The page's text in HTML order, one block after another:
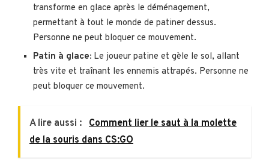
transforme en glace après le déménagement,
permettant à tout le monde de patiner dessus.
Personne ne peut bloquer ce mouvement.
Patin à glace: Le joueur patine et gèle le sol, allant
très vite et traînant les ennemis attrapés. Personne ne
peut bloquer ce mouvement.
A lire aussi :
Comment lier le saut à la molette
de la souris dans CS:GO